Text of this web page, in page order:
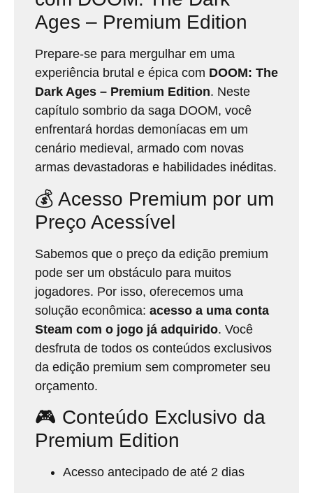
Ages – Premium Edition
Prepare-se para mergulhar em uma
experiência brutal e épica com DOOM: The
Dark Ages – Premium Edition. Neste
capítulo sombrio da saga DOOM, você
enfrentará hordas demoníacas em um
cenário medieval, armado com novas
armas devastadoras e habilidades inéditas.
💰 Acesso Premium por um
Preço Acessível
Sabemos que o preço da edição premium
pode ser um obstáculo para muitos
jogadores. Por isso, oferecemos uma
solução econômica: acesso a uma conta
Steam com o jogo já adquirido. Você
desfruta de todos os conteúdos exclusivos
da edição premium sem comprometer seu
orçamento.
🎮 Conteúdo Exclusivo da
Premium Edition
Acesso antecipado de até 2 dias